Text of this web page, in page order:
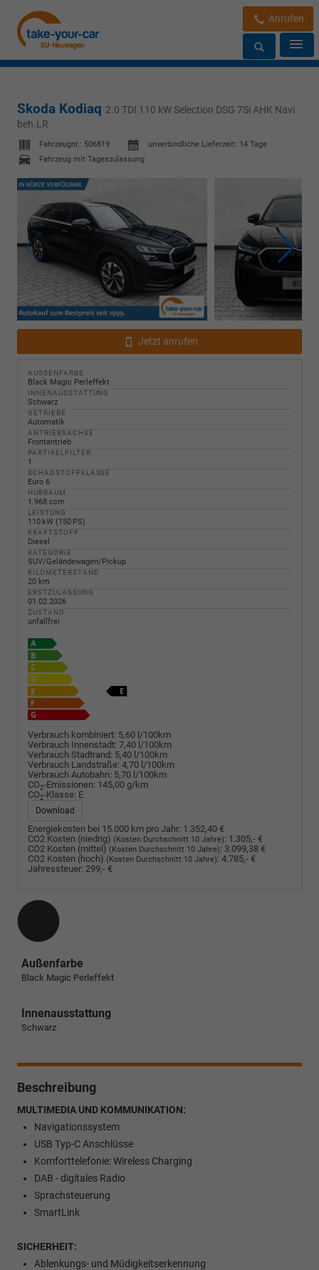
Anrufen
Skoda Kodiaq 2.0 TDI 110 kW Selection DSG 7Si AHK Navi
beh.LR
Fahrzeugnr.: 506819 unverbindliche Lieferzeit: 14 Tage
Fahrzeug mit Tageszulassung
Jetzt anrufen
AUSSENFARBE
Black Magic Perleffekt
INNENAUSSTATTUNG
Schwarz
GETRIEBE
Automatik
ANTRIEBSACHSE
Frontantrieb
PARTIKELFILTER
1
SCHADSTOFFKLASSE
Euro 6
HUBRAUM
1.968 ccm
LEISTUNG
110 kW (150 PS)
KRAFTSTOFF
Diesel
KATEGORIE
SUV/Geländewagen/Pickup
KILOMETERSTAND
20 km
ERSTZULASSUNG
01.02.2026
ZUSTAND
unfallfrei
Verbrauch kombiniert: 5,60 l/100km
Verbrauch Innenstadt: 7,40 l/100km
Verbrauch Stadtrand: 5,40 l/100km
Verbrauch Landstraße: 4,70 l/100km
Verbrauch Autobahn: 5,70 l/100km
CO2-Emissionen: 145,00 g/km
CO2-Klasse: E
Download
Energiekosten bei 15.000 km pro Jahr: 1.352,40 €
CO2 Kosten (niedrig) (Kosten Durchschnitt 10 Jahre): 1.305,- €
CO2 Kosten (mittel) (Kosten Durchschnitt 10 Jahre): 3.099,38 €
CO2 Kosten (hoch) (Kosten Durchschnitt 10 Jahre): 4.785,- €
Jahressteuer: 299,- €
Außenfarbe
Black Magic Perleffekt
Innenausstattung
Schwarz
Beschreibung
MULTIMEDIA UND KOMMUNIKATION:
Navigationssystem
USB Typ-C Anschlüsse
Komforttelefonie: Wireless Charging
DAB - digitales Radio
Sprachsteuerung
SmartLink
SICHERHEIT:
Ablenkungs- und Müdigkeitserkennung